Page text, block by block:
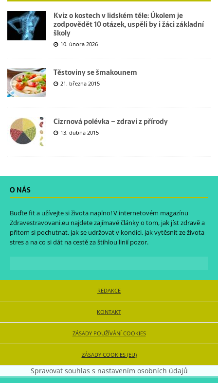
Kvíz o kostech v lidském těle: Úkolem je
zodpovědět 10 otázek, uspěli by i žáci základní
školy
10. února 2026
Těstoviny se šmakounem
21. března 2015
Cizrnová polévka – zdraví z přírody
13. dubna 2015
O NÁS
Buďte fit a užívejte si života naplno! V internetovém magazínu
Zdravestravovani.eu najdete zajímavé články o tom, jak jíst zdravě a
přitom si pochutnat, jak se udržovat v kondici, jak vytěsnit ze života
stres a na co si dát na cestě za štíhlou linií pozor.
REDAKCE
KONTAKT
ZÁSADY POUŽÍVÁNÍ COOKIES
ZÁSADY COOKIES (EU)
Spravovat souhlas s nastavením osobních údajů